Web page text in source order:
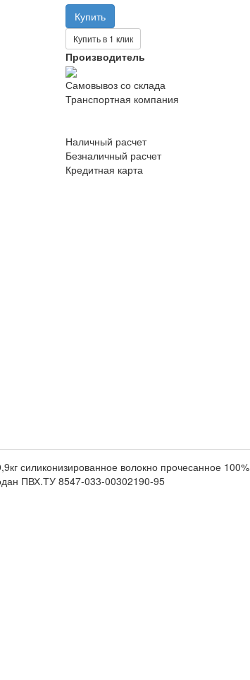
Купить в 1 клик
Производитель
Самовывоз со склада
Транспортная компания
Наличный расчет
Безналичный расчет
Кредитная карта
силиконизированное волокно прочесанное
ПВХ.ТУ 8547-033-00302190-95